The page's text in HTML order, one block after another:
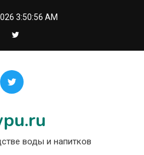
3:50:56 AM
воды и напитков